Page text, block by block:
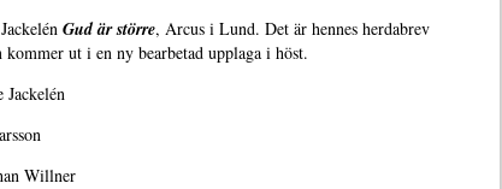
Gud är större, Arcus i Lund. Det är hennes herdabrev
ut i en ny bearbetad upplaga i höst.
Jackelén
Willner